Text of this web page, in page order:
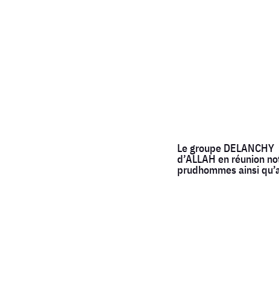
Le groupe
d’ALLAH en réunion
prudhommes ainsi